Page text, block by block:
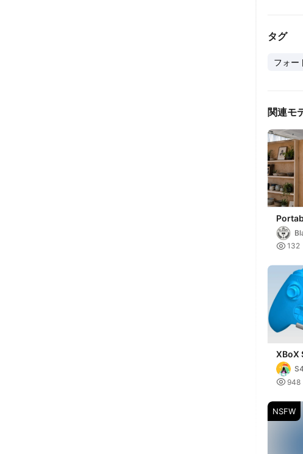
タグ
フォー
関連モ
 132
XBoX
 948
NSFW